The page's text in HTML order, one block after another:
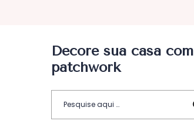
Decore sua casa com
patchwork